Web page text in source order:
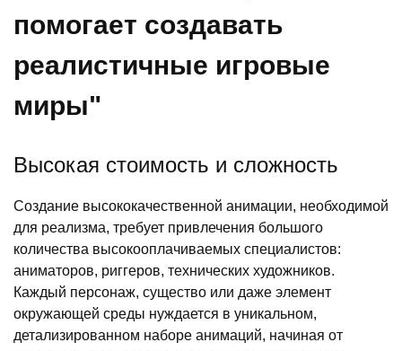
помогает создавать
реалистичные игровые
миры"
Высокая стоимость и сложность
Создание высококачественной анимации, необходимой
для реализма, требует привлечения большого
количества высокооплачиваемых специалистов:
аниматоров, риггеров, технических художников.
Каждый персонаж, существо или даже элемент
окружающей среды нуждается в уникальном,
детализированном наборе анимаций, начиная от